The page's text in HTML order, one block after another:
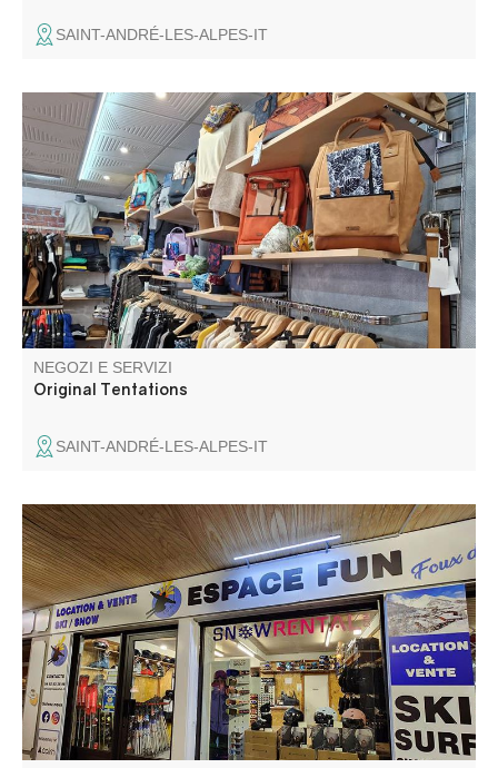
SAINT-ANDRÉ-LES-ALPES-IT
Il negozio offre capi di abbigliamento per uomo e donna.
Troverete articoli di moda e accessori: gioielli, zaini,
borse, sciarpe, cappelli, lingerie, calzini, ecc.
NEGOZI E SERVIZI
Original Tentations
SAINT-ANDRÉ-LES-ALPES-IT
Locations de ski, snowboard